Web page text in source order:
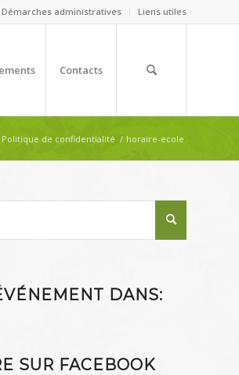
Démarches administratives Liens utiles
Contacts
Politique de confidentialité / horaire-ecole
DANS:
SUR FACEBOOK